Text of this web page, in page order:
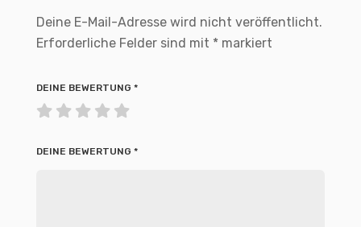
Deine E-Mail-Adresse wird nicht veröffentlicht.
Erforderliche Felder sind mit * markiert
DEINE BEWERTUNG *
DEINE BEWERTUNG *